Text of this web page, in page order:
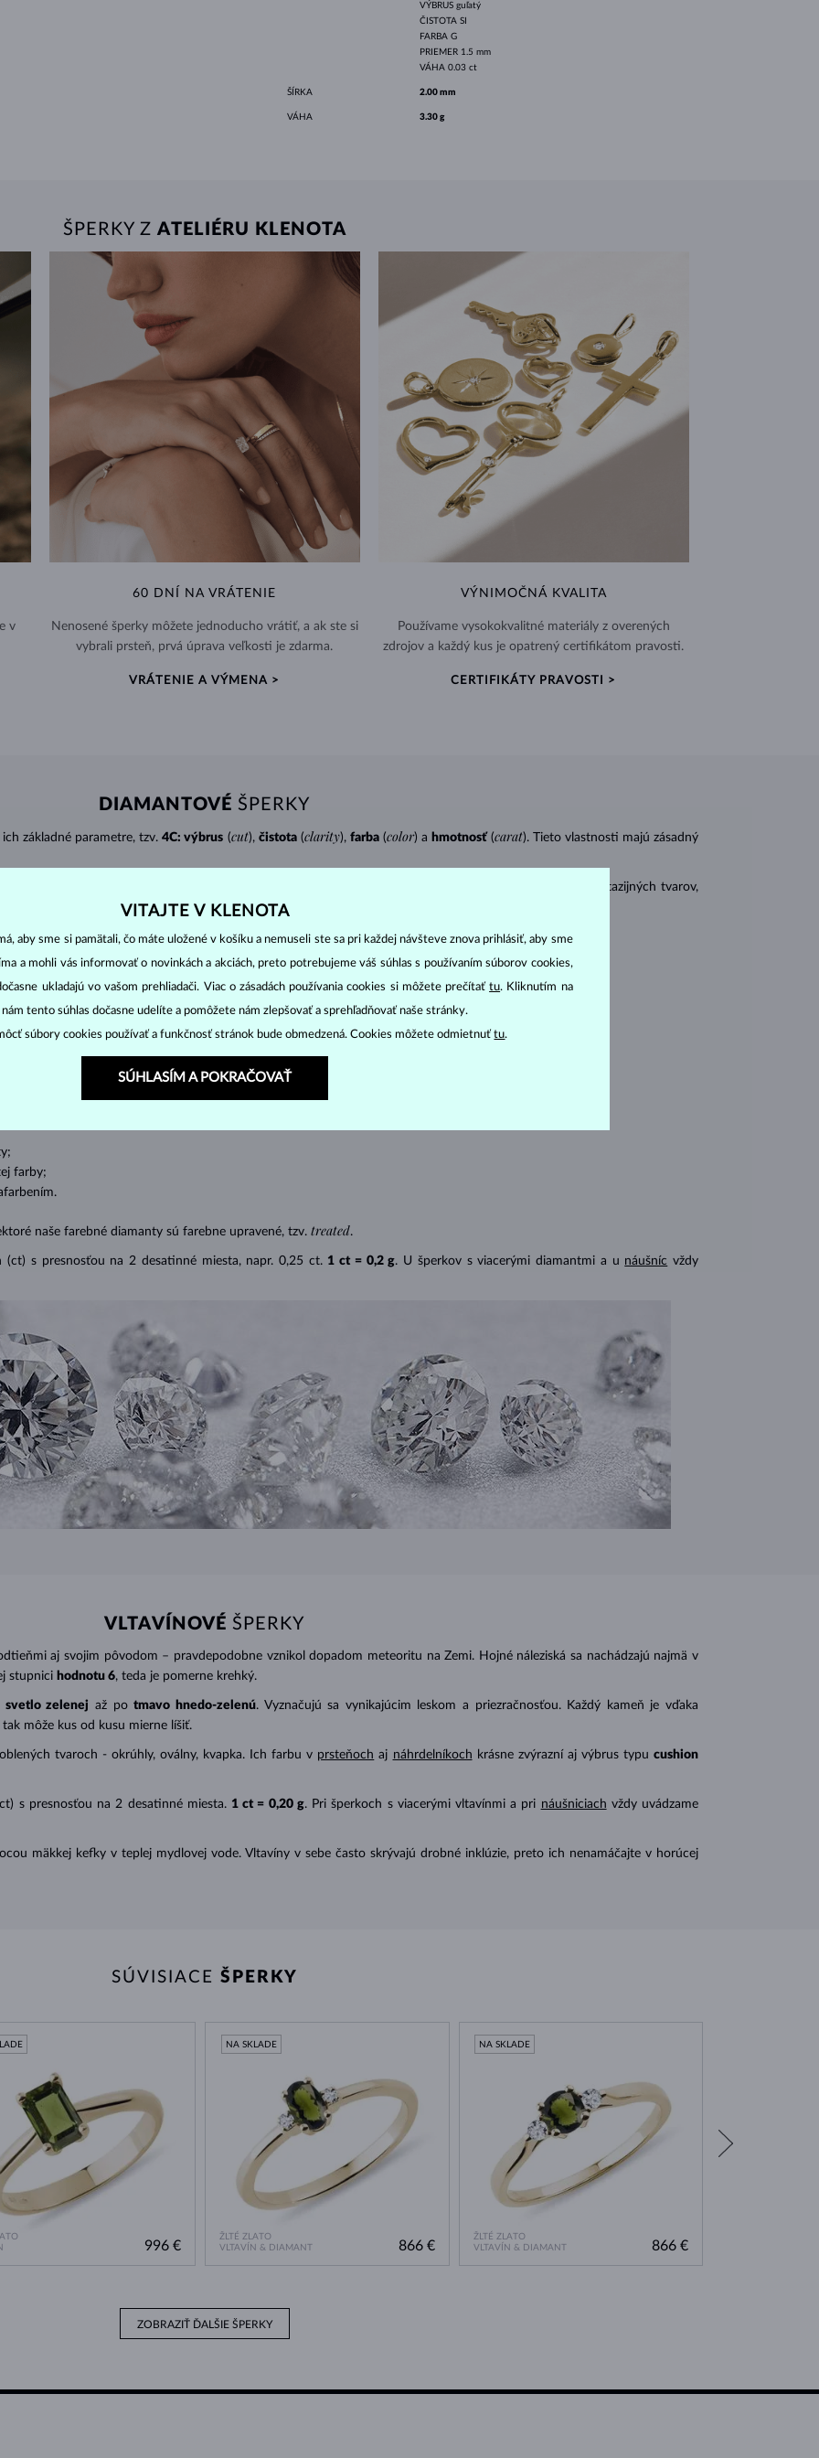
VÝBRUS guľatý
ČISTOTA SI
FARBA G
PRIEMER 1.5 mm
VÁHA 0.03 ct
ŠÍRKA 2.00 mm
VÁHA 3.30 g
ŠPERKY Z ATELIÉRU KLENOTA
v
60 DNÍ NA VRÁTENIE
Nenosené šperky môžete jednoducho vrátiť, a ak ste si
vybrali prsteň, prvá úprava veľkosti je zdarma.
VRÁTENIE A VÝMENA >
VÝNIMOČNÁ KVALITA
Používame vysokokvalitné materiály z overených
zdrojov a každý kus je opatrený certifikátom pravosti.
CERTIFIKÁTY PRAVOSTI >
DIAMANTOVÉ ŠPERKY
základné parametre, tzv. 4C: výbrus (cut), čistota (clarity), farba (color) a hmotnosť (carat). Tieto vlastnosti majú zásadný
oslnivý lesk. Najobľúbenejší je výbrus guľatý, tzv.
. Diamanty sa brúsia aj do mnohých tzv. fantazijných tvarov,
(štvorboký alebo trojboký výbrus s ostrými rohmi, populárny najmä u
tzv. inkluzií čiže vnútorných nedokonalostí diamantu:
– diamanty s veľmi malými inklúziami,
s malými inklúziami,
s inklúziami identifikovateľnými lupou,
tiež P – diamanty so strednými až väčšími inklúziami viditeľnými aj voľným okom.
podľa medzinárodnej stupnice:
farby;
naše farebné diamanty sú farebne upravené, tzv. treated.
(ct) s presnosťou na 2 desatinné miesta, napr. 0,25 ct. 1 ct = 0,2 g. U šperkov s viacerými diamantmi a u náušníc vždy
VLTAVÍNOVÉ ŠPERKY
aj svojim pôvodom – pravdepodobne vznikol dopadom meteoritu na Zemi. Hojné náleziská sa nachádzajú najmä v
stupnici hodnotu 6, teda je pomerne krehký.
svetlo zelenej až potmavo hnedo-zelenú. Vyznačujú sa vynikajúcim leskom a priezračnosťou. Každý kameň je vďaka
môže kus od kusu mierne líšiť.
tvaroch - okrúhly, oválny, kvapka. Ich farbu v prsteňoch aj náhrdelníkoch krásne zvýrazní aj výbrus typucushion
s presnosťou na 2 desatinné miesta. 1 ct = 0,20 g. Pri šperkoch s viacerými vltavínmi a pri náušniciach vždy uvádzame
mäkkej kefky v teplej mydlovej vode. Vltavíny v sebe často skrývajú drobné inklúzie, preto ich nenamáčajte v horúcej
SÚVISIACE ŠPERKY
996 €
ŽLTÉ ZLATO
VLTAVÍN & DIAMANT
NA SKLADE
866 €
ŽLTÉ ZLATO
VLTAVÍN & DIAMANT
NA SKLADE
866 €
ZOBRAZIŤ ĎALŠIE ŠPERKY
VITAJTE V KLENOTA
aby sme si pamätali, čo máte uložené v košíku a nemuseli ste sa pri každej návšteve znova prihlásiť, aby sme
a mohli vás informovať o novinkách a akciách, preto potrebujeme váš súhlas s používaním súborov cookies,
ukladajú vo vašom prehliadači. Viac o zásadách používania cookies si môžete prečítaťtu. Kliknutím na
tento súhlas dočasne udelíte a pomôžete nám zlepšovať a sprehľadňovať naše stránky.
súbory cookies používať a funkčnosť stránok bude obmedzená. Cookies môžete odmietnuťtu.
SÚHLASÍM A POKRAČOVAŤ